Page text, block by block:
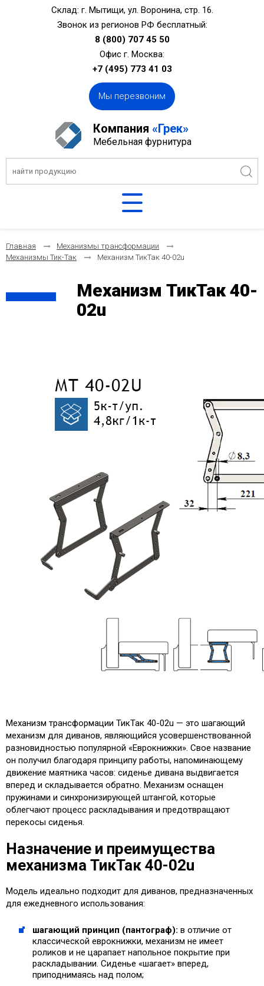
Склад: г. Мытищи, ул. Воронина, стр. 16.
Звонок из регионов РФ бесплатный:
8 (800) 707 45 50
Офис г. Москва:
+7 (495) 773 41 03
Мы перезвоним
Компания «Грек»
Мебельная фурнитура
Главная
Механизмы трансформации
Механизмы Тик-Так
Механизм ТикТак 40-02u
Механизм ТикТак 40-
02u
Механизм трансформации ТикТак 40-02u — это шагающий
механизм для диванов, являющийся усовершенствованной
разновидностью популярной «Еврокнижки». Свое название
он получил благодаря принципу работы, напоминающему
движение маятника часов: сиденье дивана выдвигается
вперед и складывается обратно. Механизм оснащен
пружинами и синхронизирующей штангой, которые
облегчают процесс раскладывания и предотвращают
перекосы сиденья.
Назначение и преимущества
механизма ТикТак 40-02u
Модель идеально подходит для диванов, предназначенных
для ежедневного использования:
шагающий принцип (пантограф): в отличие от
классической еврокнижки, механизм не имеет
роликов и не царапает напольное покрытие при
раскладывании. Сиденье «шагает» вперед,
приподнимаясь над полом;